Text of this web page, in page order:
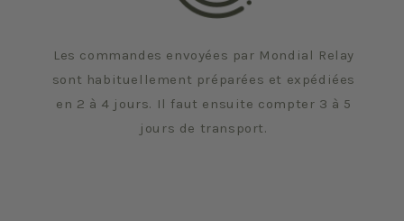
Les commandes envoyées par Mondial Relay
sont habituellement préparées et expédiées
en 2 à 4 jours. Il faut ensuite compter 3 à 5
jours de transport.